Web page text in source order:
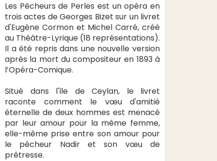
Les Pêcheurs de Perles est un opéra en
trois actes de Georges Bizet sur un livret
d'Eugène Cormon et Michel Carré, créé
au Théâtre-Lyrique (18 représentations).
Il a été repris dans une nouvelle version
après la mort du compositeur en 1893 à
l’Opéra-Comique.
Situé dans l'île de Ceylan, le livret
raconte comment le vœu d'amitié
éternelle de deux hommes est menacé
par leur amour pour la même femme,
elle-même prise entre son amour pour
le pêcheur Nadir et son vœu de
prêtresse.